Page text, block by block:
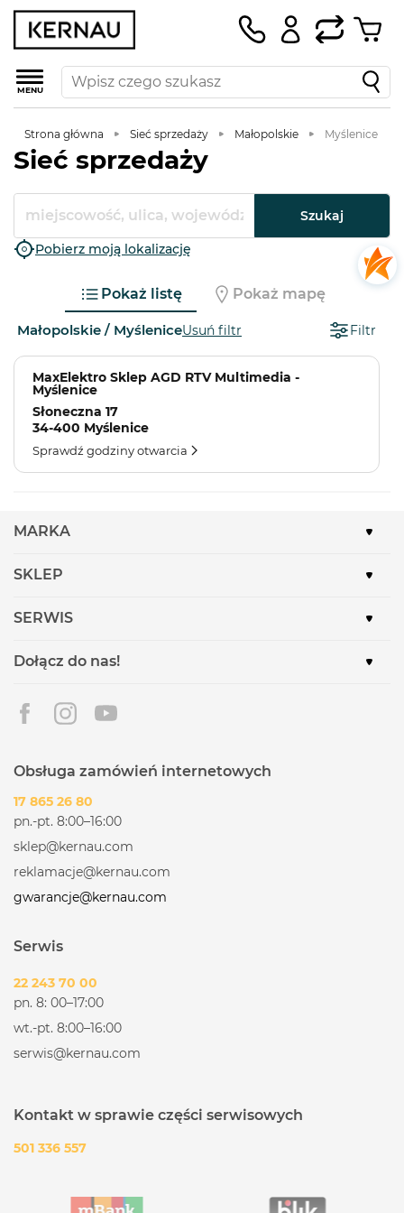
MENU
Strona główna Sieć sprzedaży Małopolskie Myślenice
Sieć sprzedaży
Szukaj
Pobierz moją lokalizację
Pokaż listę Pokaż mapę
Małopolskie / MyśleniceUsuń filtr Filtr
MaxElektro Sklep AGD RTV Multimedia -
Myślenice
Słoneczna 17
34-400 Myślenice
Sprawdź godziny otwarcia
MARKA
SKLEP
SERWIS
Dołącz do nas!
Obsługa zamówień internetowych
17 865 26 80
pn.-pt. 8:00–16:00
sklep@kernau.com
reklamacje@kernau.com
gwarancje@kernau.com
Serwis
22 243 70 00
pn. 8: 00–17:00
wt.-pt. 8:00–16:00
serwis@kernau.com
Kontakt w sprawie części serwisowych
501 336 557